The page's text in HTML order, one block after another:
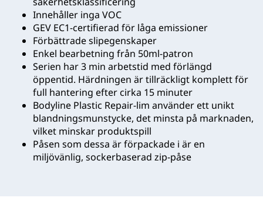
Innehåller inga VOC
GEV EC1-certifierad för låga emissioner
Förbättrade slipegenskaper
Enkel bearbetning från 50ml-patron
Serien har 3 min arbetstid med förlängd
öppentid. Härdningen är tillräckligt komplett för
full hantering efter cirka 15 minuter
Bodyline Plastic Repair-lim använder ett unikt
blandningsmunstycke, det minsta på marknaden,
vilket minskar produktspill
Påsen som dessa är förpackade i är en
miljövänlig, sockerbaserad zip-påse